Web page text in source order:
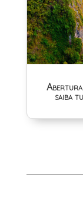
Abertura
saiba